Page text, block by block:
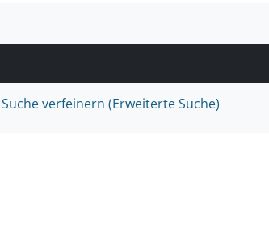
Suche verfeinern (Erweiterte Suche)